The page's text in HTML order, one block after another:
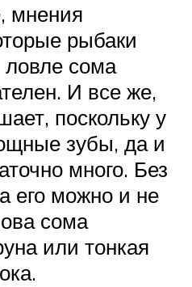
мнения
рыбаки
ловле сома
И все же,
поскольку у
зубы, да и
много. Без
его можно и не
сома
или тонкая